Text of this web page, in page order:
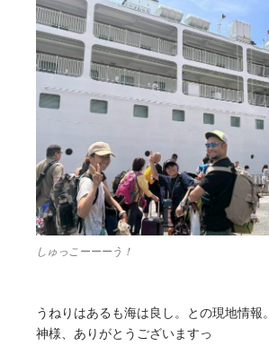
しゅっこーーーう！
うねりはあるも海は良し。との現地情報。
神様、ありがとうございますっ